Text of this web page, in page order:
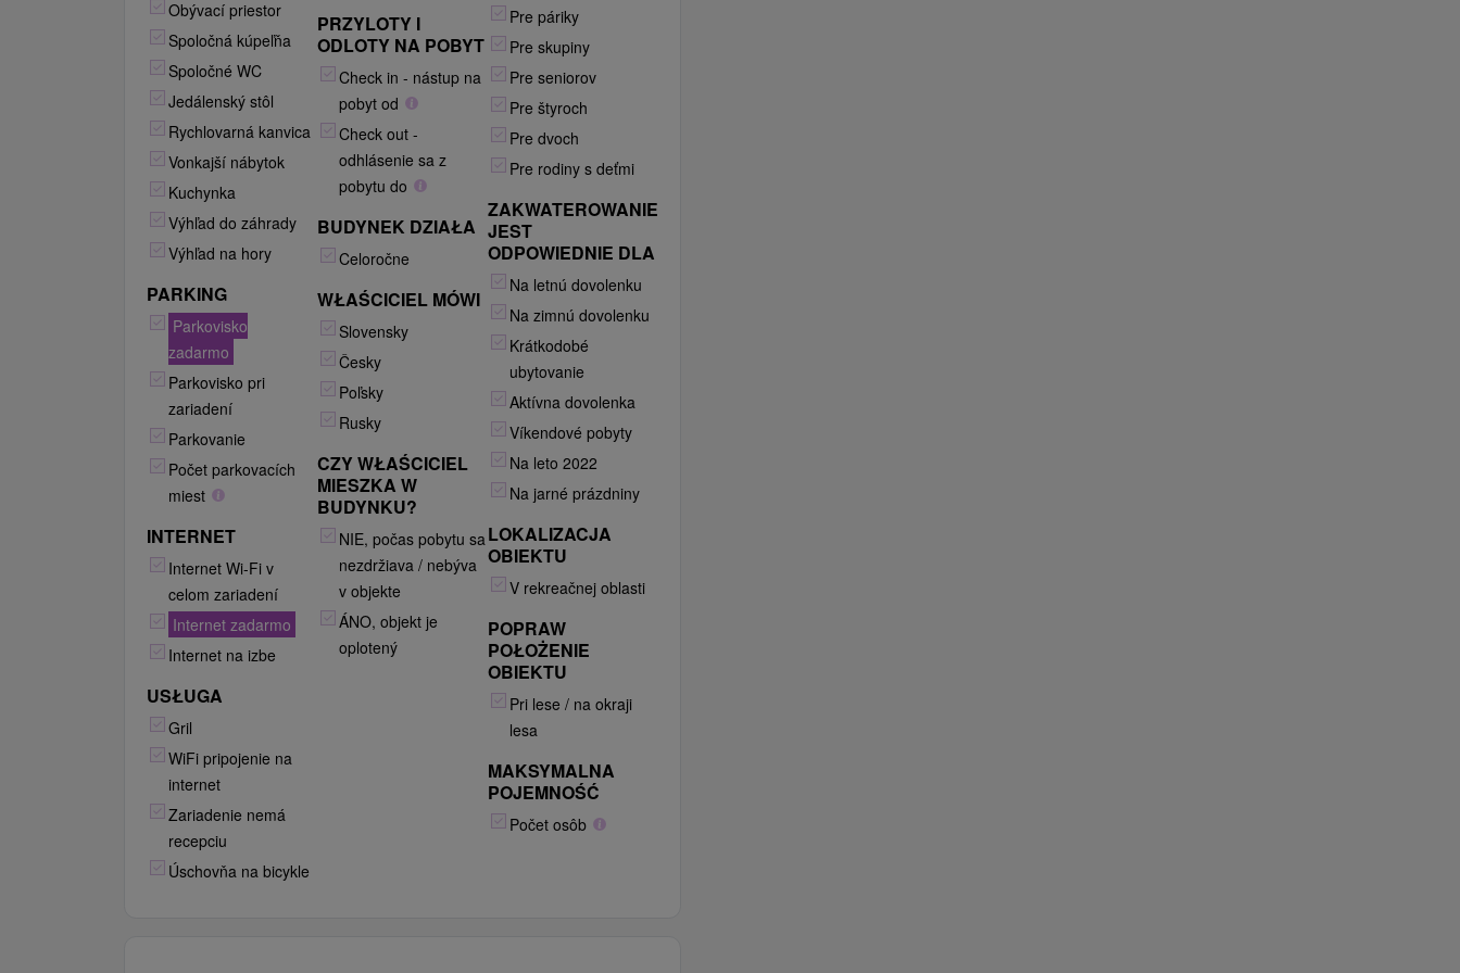
Obývací priestor
Spoločná kúpeľňa
Spoločné WC
Jedálenský stôl
Rychlovarná kanvica
Vonkajší nábytok
Kuchynka
Výhľad do záhrady
Výhľad na hory
PARKING
Parkovisko
zadarmo
Parkovisko pri
zariadení
Parkovanie
Počet parkovacích
miest
INTERNET
Internet Wi-Fi v
celom zariadení
Internet zadarmo
Internet na izbe
USŁUGA
Gril
WiFi pripojenie na
internet
Zariadenie nemá
recepciu
Úschovňa na bicykle
PRZYLOTY I
ODLOTY NA POBYT
Check in - nástup na
pobyt od
Check out -
odhlásenie sa z
pobytu do
BUDYNEK DZIAŁA
Celoročne
WŁAŚCICIEL MÓWI
Slovensky
Česky
Poľsky
Rusky
CZY WŁAŚCICIEL
MIESZKA W
BUDYNKU?
NIE, počas pobytu sa
nezdržiava / nebýva
v objekte
ÁNO, objekt je
oplotený
Pre páriky
Pre skupiny
Pre seniorov
Pre štyroch
Pre dvoch
Pre rodiny s deťmi
ZAKWATEROWANIE
JEST
ODPOWIEDNIE DLA
Na letnú dovolenku
Na zimnú dovolenku
Krátkodobé
ubytovanie
Aktívna dovolenka
Víkendové pobyty
Na leto 2022
Na jarné prázdniny
LOKALIZACJA
OBIEKTU
V rekreačnej oblasti
POPRAW
POŁOŻENIE
OBIEKTU
Pri lese / na okraji
lesa
MAKSYMALNA
POJEMNOŚĆ
Počet osôb